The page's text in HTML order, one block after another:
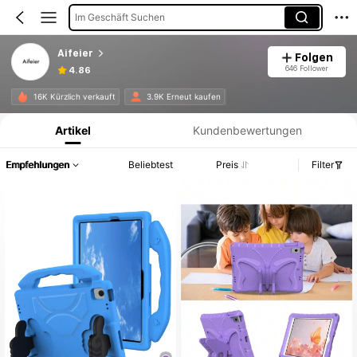
Im Geschäft Suchen
Aifeier
4.86
Folgen
646 Follower
16K Kürzlich verkauft 3.9K Erneut kaufen
Produktinformation: Preisangabe, Verkaufs- und Lagerbestandsdetails.
Artikel Kundenbewertungen
Empfehlungen Beliebtest Preis Filter